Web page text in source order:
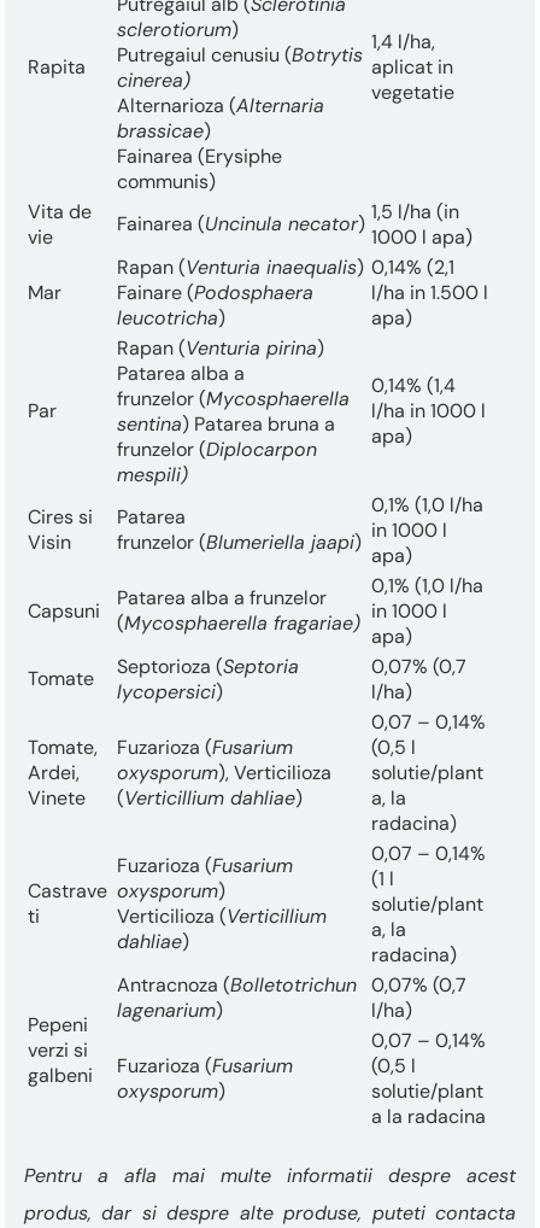
Rapita
sclerotiorum)
Putregaiul cenusiu (Botrytis
cinerea)
Alternarioza (Alternaria
brassicae)
Fainarea (Erysiphe
communis)
1,4 l/ha,
aplicat in
vegetatie
Vita de
vie
Fainarea (Uncinula necator) 1,5 l/ha (in
1000 l apa)
Mar
Rapan (Venturia inaequalis)
Fainare (Podosphaera
leucotricha)
0,14% (2,1
l/ha in 1.500 l
apa)
Par
Rapan (Venturia pirina)
Patarea alba a
frunzelor (Mycosphaerella
sentina) Patarea bruna a
frunzelor (Diplocarpon
mespili)
0,14% (1,4
l/ha in 1000 l
apa)
Cires si
Visin
Patarea
frunzelor (Blumeriella jaapi)
0,1% (1,0 l/ha
in 1000 l
apa)
Capsuni
Patarea alba a frunzelor
(Mycosphaerella fragariae)
0,1% (1,0 l/ha
in 1000 l
apa)
Tomate
Septorioza (Septoria
lycopersici)
0,07% (0,7
l/ha)
Tomate,
Ardei,
Vinete
Fuzarioza (Fusarium
oxysporum), Verticilioza
(Verticillium dahliae)
0,07 – 0,14%
(0,5 l
solutie/plant
a, la
radacina)
Castrave
ti
Fuzarioza (Fusarium
oxysporum)
Verticilioza (Verticillium
dahliae)
0,07 – 0,14%
(1 l
solutie/plant
a, la
radacina)
Pepeni
verzi si
galbeni
Antracnoza (Bolletotrichun
lagenarium)
0,07% (0,7
l/ha)
Fuzarioza (Fusarium
oxysporum)
0,07 – 0,14%
(0,5 l
solutie/plant
a la radacina
Pentru a afla mai multe informatii despre acest
produs, dar si despre alte produse, puteti contacta